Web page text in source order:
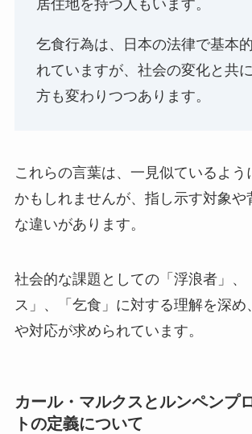
居住地を持つ人もいます。
乞食行為は、日本の法律で基本
れていますが、社会の変化と共
方も変わりつつあります。
これらの言葉は、一見似ているよう
かもしれませんが、指し示す対象や
な違いがあります。
社会的な課題としての「浮浪者」、
ス」、「乞食」に対する理解を深め
や対応が求められています。
カール・マルクスとルンペンプ
トの定義について